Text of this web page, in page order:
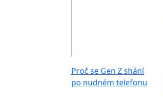
Proč se Gen Z shání
po nudném telefonu